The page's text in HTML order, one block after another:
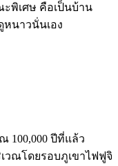
พิเศษ คือเป็นบ้าน
นาวนั่นเอง
100,000 ปีที่แล้ว
วณโดยรอบภูเขาไฟฟูจิ